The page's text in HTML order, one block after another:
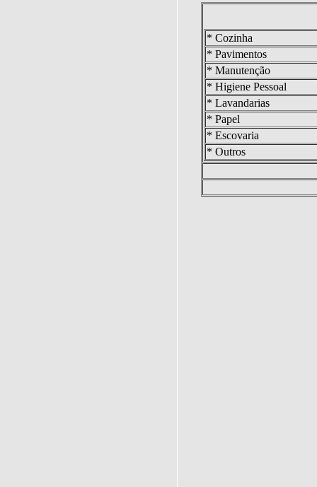
* Cozinha
* Pavimentos
* Manutenção
* Higiene Pessoal
* Lavandarias
* Papel
* Escovaria
* Outros